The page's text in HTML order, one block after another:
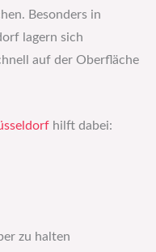
Besonders in
lagern sich
auf der Oberfläche
hilft dabei:
zu halten